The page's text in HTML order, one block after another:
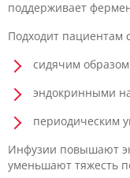
поддерживает
Подходит пациентам
сидячим
эндокринными
периодическим
Инфузии повышают
уменьшают тяжесть